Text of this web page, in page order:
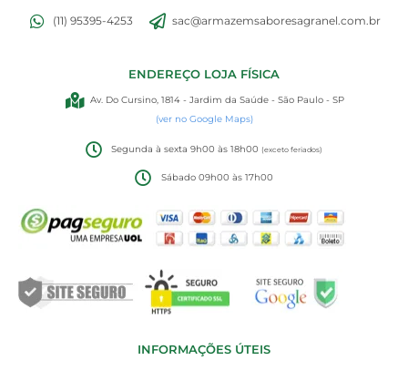
(11) 95395-4253 sac@armazemsaboresagranel.com.br
ENDEREÇO LOJA FÍSICA
Av. Do Cursino, 1814 - Jardim da Saúde - São Paulo - SP
(ver no Google Maps)
Segunda à sexta 9h00 às 18h00(exceto feriados)
Sábado 09h00 às 17h00
INFORMAÇÕES ÚTEIS